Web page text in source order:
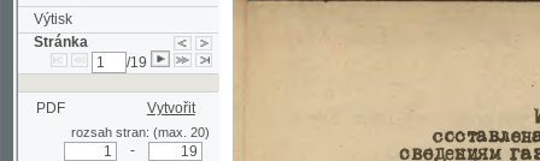
Stránka
PDF Vytvořit
rozsah stran: (max. 20)